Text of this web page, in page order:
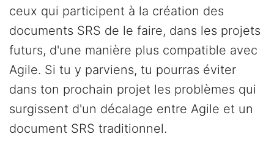
ceux qui participent à la création des
documents SRS de le faire, dans les projets
futurs, d'une manière plus compatible avec
Agile. Si tu y parviens, tu pourras éviter
dans ton prochain projet les problèmes qui
surgissent d'un décalage entre Agile et un
document SRS traditionnel.